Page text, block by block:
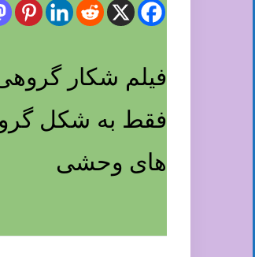
فقط به شکل
های وحشی